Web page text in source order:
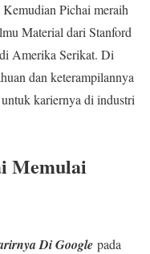
Pichai meraih
Material dari Stanford
Amerika Serikat. Di
dan keterampilannya
kariernya di industri
Memulai
Di Google pada